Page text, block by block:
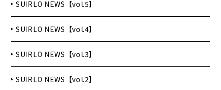
SUIRLO NEWS【vol.5】
SUIRLO NEWS【vol.4】
SUIRLO NEWS【vol.3】
SUIRLO NEWS【vol.2】